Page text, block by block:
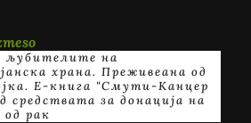
љубителите на
храна. Преживеана од
E-книга "Смути-Канцер
средствата за донација на
од рак